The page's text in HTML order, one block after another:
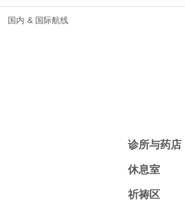
国内 & 国际航线
诊所与药店
休息室
祈祷区